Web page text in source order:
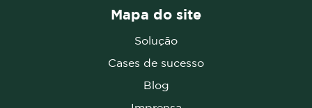
Mapa do site
Solução
Cases de sucesso
Blog